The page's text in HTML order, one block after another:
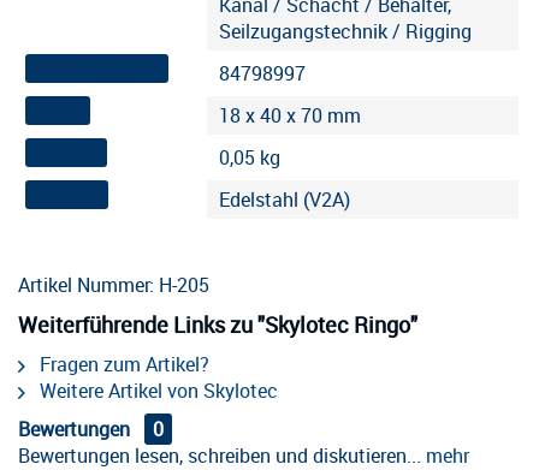
Seilzugangstechnik / Rigging
84798997
18 x 40 x 70 mm
0,05 kg
Edelstahl (V2A)
Artikel Nummer: H-205
Weiterführende Links zu "Skylotec Ringo"
Fragen zum Artikel?
Weitere Artikel von Skylotec
Bewertungen
0
Bewertungen lesen, schreiben und diskutieren... mehr